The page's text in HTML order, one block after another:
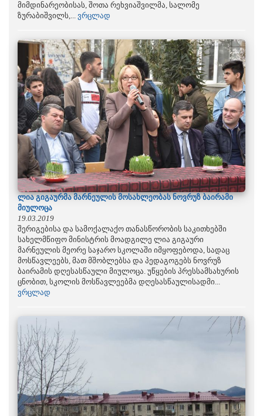
მიმდინარეობისას, შოთა რეხვიაშვილმა, სალომე
ზურაბიშვილს,... ვრცლად
ლია გიგაურმა მარნეულის მოსახლეობას ნოვრუზ ბაირამი
მიულოცა
19.03.2019
შერიგებისა და სამოქალაქო თანასწორობის საკითხებში
სახელმწიფო მინისტრის მოადგილე ლია გიგაური
მარნეულის მეორე საჯარო სკოლაში იმყოფებოდა, სადაც
მოსწავლეებს, მათ მშობლებსა და პედაგოგებს ნოვრუზ
ბაირამის დღესასწაული მიულოცა. უწყების პრესსამსახურის
ცნობით, სკოლის მოსწავლეებმა დღესასწაულისადმი...
ვრცლად